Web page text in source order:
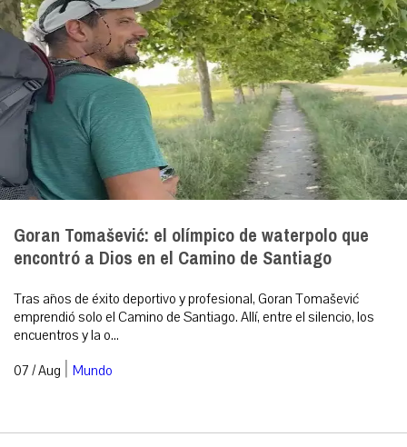
Goran Tomašević: el olímpico de waterpolo que
encontró a Dios en el Camino de Santiago
Tras años de éxito deportivo y profesional, Goran Tomašević
emprendió solo el Camino de Santiago. Allí, entre el silencio, los
encuentros y la o...
07 / Aug | Mundo